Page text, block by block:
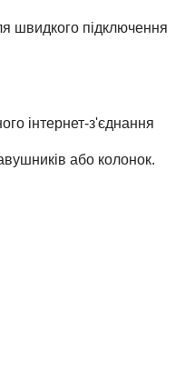
швидкого підключення
інтернет-з'єднання
або колонок.